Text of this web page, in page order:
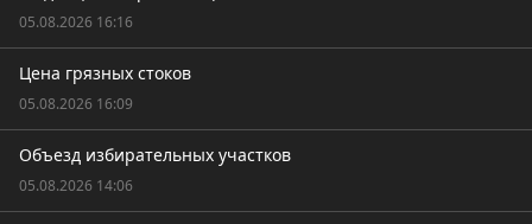
05.08.2026 16:16
Цена грязных стоков
05.08.2026 16:09
Объезд избирательных участков
05.08.2026 14:06